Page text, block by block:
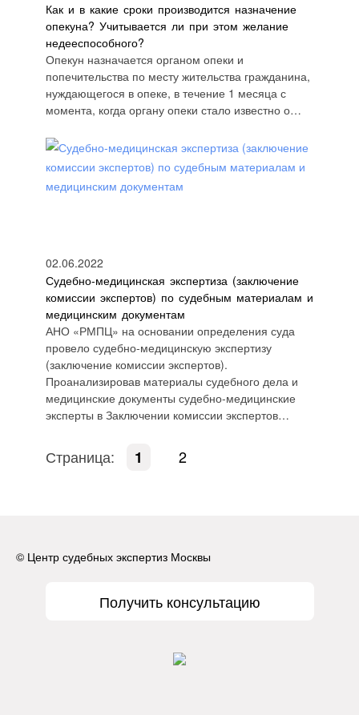
Как и в какие сроки производится назначение
опекуна? Учитывается ли при этом желание
недееспособного?
Опекун назначается органом опеки и
попечительства по месту жительства гражданина,
нуждающегося в опеке, в течение 1 месяца с
момента, когда органу опеки стало известно о…
02.06.2022
Судебно-медицинская экспертиза (заключение
комиссии экспертов) по судебным материалам и
медицинским документам
АНО «РМПЦ» на основании определения суда
провело судебно-медицинскую экспертизу
(заключение комиссии экспертов).
Проанализировав материалы судебного дела и
медицинские документы судебно-медицинские
эксперты в Заключении комиссии экспертов…
Страница: 1 2
© Центр судебных экспертиз Москвы
Получить консультацию